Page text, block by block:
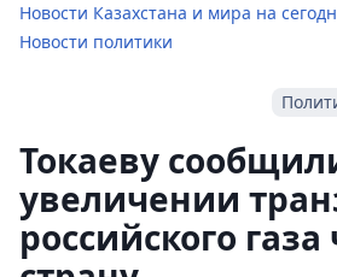
Новости Казахстана и мира на
Новости политики
Токаеву
увеличении
российского газа